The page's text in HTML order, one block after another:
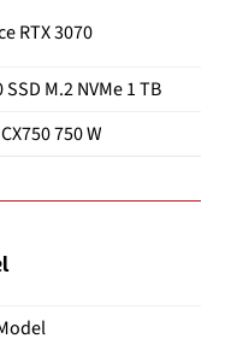
RTX 3070
M.2 NVMe 1 TB
750 W